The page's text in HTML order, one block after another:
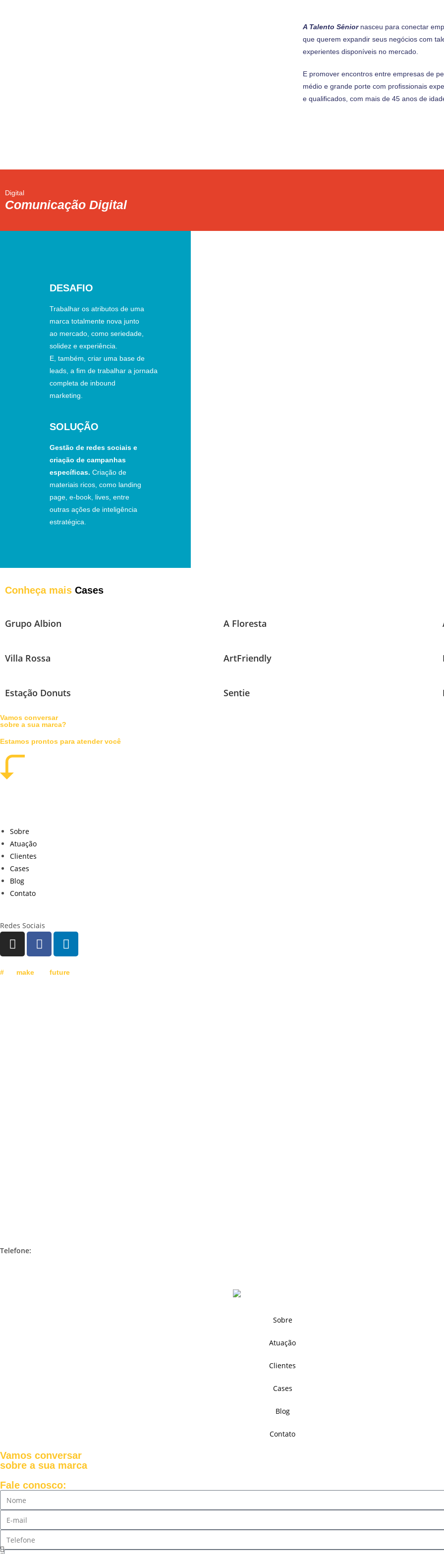
A Talento Sêniornasceu para conectar
que querem expandir seus negócios com
experientes disponíveis no mercado.
E promover encontros entre empresas de
médio e grande porte com proﬁssionais
e qualiﬁcados, com mais de 45 anos de
Digital
Comunicação Digital
DESAFIO
Trabalhar os atributos de uma
marca totalmente nova junto
ao mercado, como seriedade,
solidez e experiência.
E, também, criar uma base de
leads, a ﬁm de trabalhar a jornada
completa de inbound
marketing.
SOLUÇÃO
Gestão de redes sociais e
criação de campanhas
especíﬁcas. Criação de
materiais ricos, como landing
page, e-book, lives, entre
outras ações de inteligência
estratégica.
Conheça mais Cases
Grupo Albion A Floresta
Villa Rossa ArtFriendly
Estação Donuts Sentie
Vamos conversar
sobre a sua marca?
Estamos prontos para atender você
Sobre
Atuação
Clientes
Cases
Blog
Contato
Redes Sociais
# make future
Telefone:
Sobre
Atuação
Clientes
Cases
Blog
Contato
Vamos conversar
sobre a sua marca
Fale conosco: